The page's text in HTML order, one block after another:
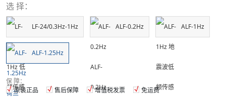
选 择：
LF-24/0.3Hz-1Hz ALF-0.2Hz ALF-1Hz
ALF-1.25Hz
保 障：
原装正品
售后保障 增值税发票 免运费